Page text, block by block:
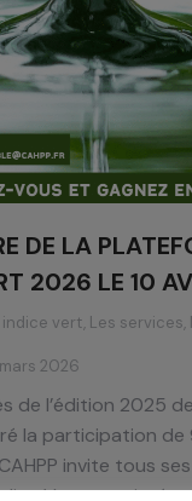
DE LA
2026 LE 10
indice vert, Les services,
mars 2026
de l’édition 2025
la participation de
invite tous